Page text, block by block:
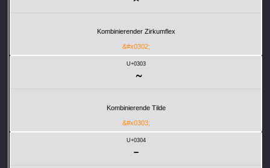
Kombinierender Zirkumflex
&#x0302;
U+0303
Kombinierende Tilde
&#x0303;
U+0304